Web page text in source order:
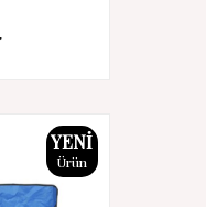
YENI
Ürün